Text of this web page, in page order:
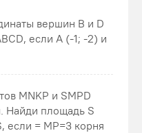
вершин В и D
если А (-1; -2) и
MNKP и SMPD
Найди площадь S
если = MP=3 корня